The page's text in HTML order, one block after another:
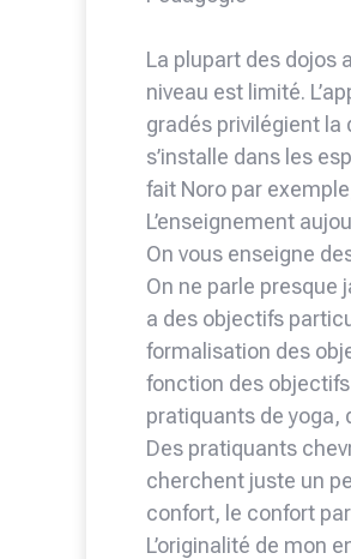
La plupart des dojos
niveau est limité.
gradés privilégient
s’installe dans les
fait Noro par
L’enseignement
On vous enseigne
On ne parle presque
a des objectifs
formalisation des
fonction des
pratiquants de yoga,
Des pratiquants
cherchent juste un
confort, le confort
L’originalité de mon